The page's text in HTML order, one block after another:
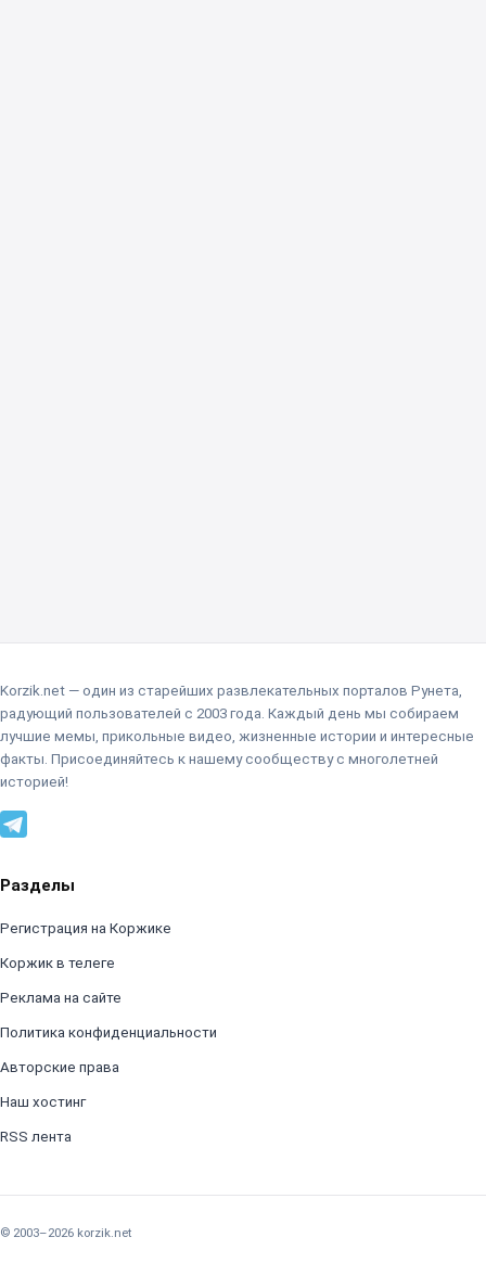
Korzik.net — один из старейших развлекательных порталов Рунета,
радующий пользователей с 2003 года. Каждый день мы собираем
лучшие мемы, прикольные видео, жизненные истории и интересные
факты. Присоединяйтесь к нашему сообществу с многолетней
историей!
Разделы
Регистрация на Коржике
Коржик в телеге
Реклама на сайте
Политика конфиденциальности
Авторские права
Наш хостинг
RSS лента
© 2003–2026 korzik.net